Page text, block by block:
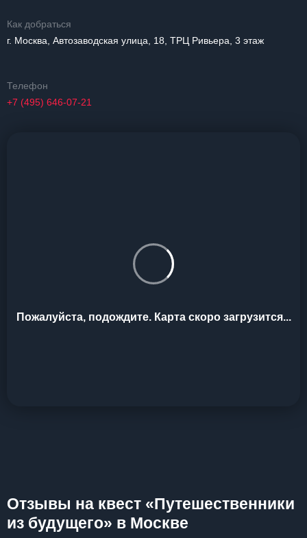
Как добраться
г. Москва, Автозаводская улица, 18, ТРЦ Ривьера, 3 этаж
Телефон
+7 (495) 646-07-21
Пожалуйста, подождите. Карта скоро загрузится...
Отзывы на квест «Путешественники
из будущего» в Москве